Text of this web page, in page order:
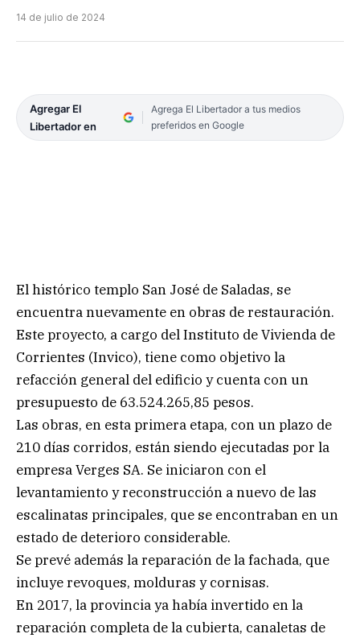
14 de julio de 2024
Agregar El
Libertador en
Agrega El Libertador a tus medios
preferidos en Google
El histórico templo San José de Saladas, se
encuentra nuevamente en obras de restauración.
Este proyecto, a cargo del Instituto de Vivienda de
Corrientes (Invico), tiene como objetivo la
refacción general del edificio y cuenta con un
presupuesto de 63.524.265,85 pesos.
Las obras, en esta primera etapa, con un plazo de
210 días corridos, están siendo ejecutadas por la
empresa Verges SA. Se iniciaron con el
levantamiento y reconstrucción a nuevo de las
escalinatas principales, que se encontraban en un
estado de deterioro considerable.
Se prevé además la reparación de la fachada, que
incluye revoques, molduras y cornisas.
En 2017, la provincia ya había invertido en la
reparación completa de la cubierta, canaletas de